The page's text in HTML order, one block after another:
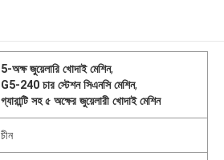
5-অক্ষ জুয়েলারি খোদাই মেশিন,
G5-240 চার স্টেশন সিএনসি মেশিন,
গ্যারান্টি সহ ৫ অক্ষের জুয়েলারী খোদাই মেশিন
চীন